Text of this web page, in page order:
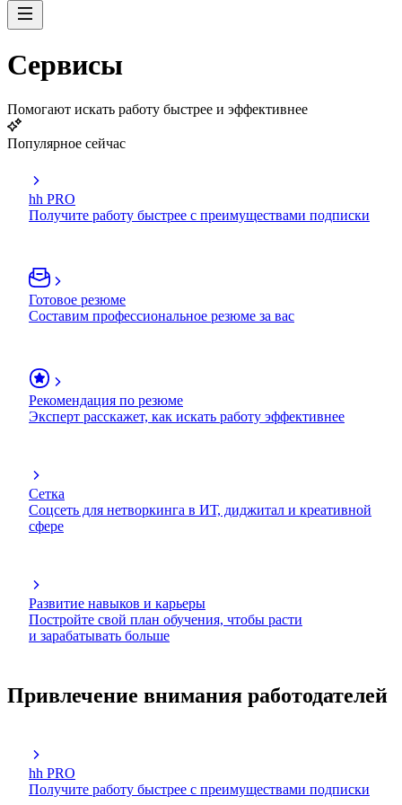
Сервисы
Помогают искать работу быстрее и эффективнее
Популярное сейчас
hh PRO
Получите работу быстрее с преимуществами подписки
Готовое резюме
Составим профессиональное резюме за вас
Рекомендация по резюме
Эксперт расскажет, как искать работу эффективнее
Сетка
Соцсеть для нетворкинга в ИТ, диджитал и креативной
сфере
Развитие навыков и карьеры
Постройте свой план обучения, чтобы расти
и зарабатывать больше
Привлечение внимания работодателей
hh PRO
Получите работу быстрее с преимуществами подписки